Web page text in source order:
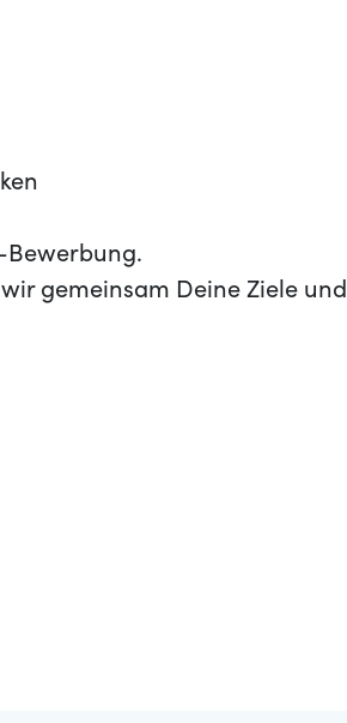
Bewerbung.
gemeinsam Deine Ziele und